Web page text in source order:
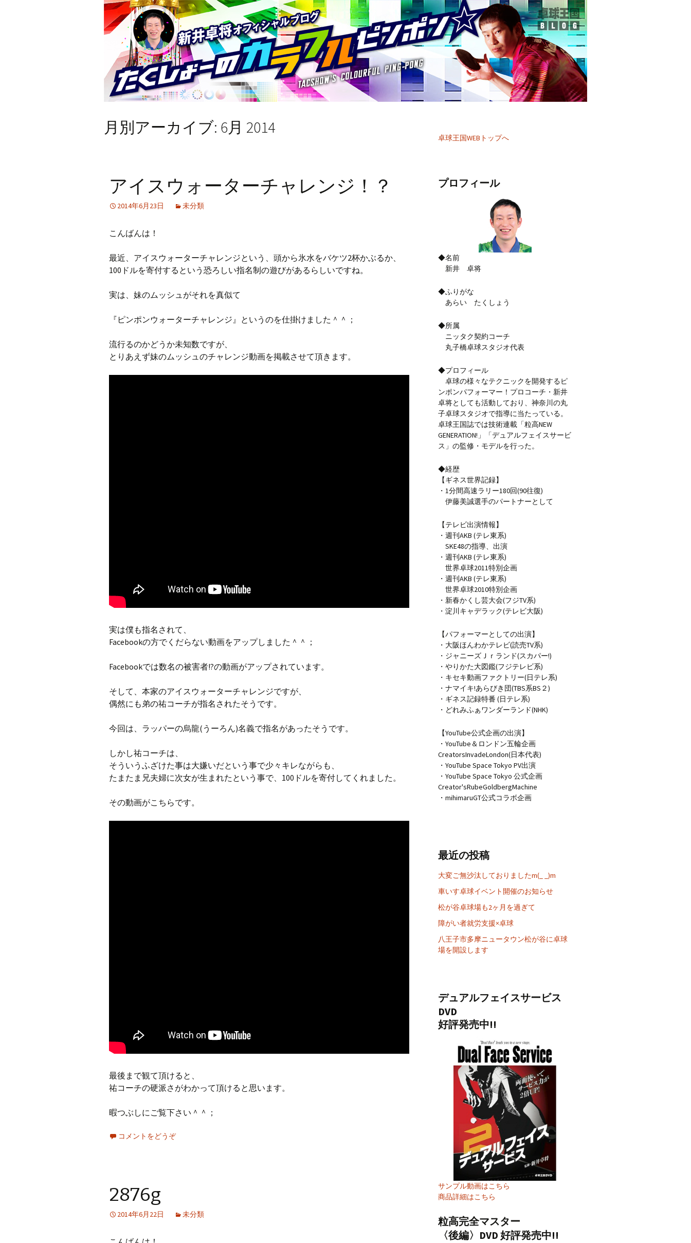
月別アーカイブ: 6月 2014
アイスウォーターチャレンジ！？
2014年6月23日 未分類
こんばんは！
最近、アイスウォーターチャレンジという、頭から氷水をバケツ2杯かぶるか、
100ドルを寄付するという恐ろしい指名制の遊びがあるらしいですね。
実は、妹のムッシュがそれを真似て
『ピンポンウォーターチャレンジ』というのを仕掛けました＾＾；
流行るのかどうか未知数ですが、
とりあえず妹のムッシュのチャレンジ動画を掲載させて頂きます。
実は僕も指名されて、
Facebookの方でくだらない動画をアップしました＾＾；
Facebookでは数名の被害者!?の動画がアップされています。
そして、本家のアイスウォーターチャレンジですが、
偶然にも弟の祐コーチが指名されたそうです。
今回は、ラッパーの烏龍(うーろん)名義で指名があったそうです。
しかし祐コーチは、
そういうふざけた事は大嫌いだという事で少々キレながらも、
たまたま兄夫婦に次女が生まれたという事で、100ドルを寄付してくれました。
その動画がこちらです。
最後まで観て頂けると、
祐コーチの硬派さがわかって頂けると思います。
暇つぶしにご覧下さい＾＾；
コメントをどうぞ
2876g
2014年6月22日 未分類
卓球王国WEBトップへ
プロフィール
◆名前
新井 卓将
◆ふりがな
あらい たくしょう
◆所属
ニッタク契約コーチ
丸子橋卓球スタジオ代表
◆プロフィール
卓球の様々なテクニックを開発するピ
ンポンパフォーマー！プロコーチ・新井
卓将としても活動しており、神奈川の丸
子卓球スタジオで指導に当たっている。
卓球王国誌では技術連載「粒高NEW
GENERATION!」「デュアルフェイスサービ
ス」の監修・モデルを行った。
◆経歴
【ギネス世界記録】
・1分間高速ラリー180回(90往復)
伊藤美誠選手のパートナーとして
【テレビ出演情報】
・週刊AKB (テレ東系)
SKE48の指導、出演
・週刊AKB (テレ東系)
世界卓球2011特別企画
・週刊AKB (テレ東系)
世界卓球2010特別企画
・新春かくし芸大会(フジTV系)
・淀川キャデラック(テレビ大阪)
【パフォーマーとしての出演】
・大阪ほんわかテレビ(読売TV系)
・ジャニーズＪｒランド(スカパー!)
・やりかた大図鑑(フジテレビ系)
・キセキ動画ファクトリー(日テレ系)
・ナマイキ!あらびき団(TBS系BS２)
・ギネス記録特番 (日テレ系)
・どれみふぁワンダーランド(NHK)
【YouTube公式企画の出演】
・YouTube＆ロンドン五輪企画
CreatorsInvadeLondon(日本代表)
・YouTube Space Tokyo PV出演
・YouTube Space Tokyo 公式企画
Creator'sRubeGoldbergMachine
・mihimaruGT公式コラボ企画
最近の投稿
大変ご無沙汰しておりましたm(_ _)m
車いす卓球イベント開催のお知らせ
松が谷卓球場も2ヶ月を過ぎて
障がい者就労支援×卓球
八王子市多摩ニュータウン松が谷に卓球
場を開設します
デュアルフェイスサービス
DVD
好評発売中!!
サンプル動画はこちら
商品詳細はこちら
粒高完全マスター
〈後編〉DVD 好評発売中!!